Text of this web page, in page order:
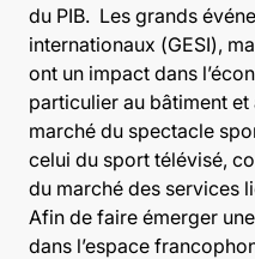
du PIB. Les grands
internationaux (GESI),
ont un impact dans
particulier au bâtiment
marché du spectacle
celui du sport télévisé,
du marché des services
Afin de faire émerger
dans l’espace